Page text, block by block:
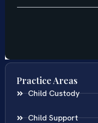
Practice Areas
Child Custody
Child Support